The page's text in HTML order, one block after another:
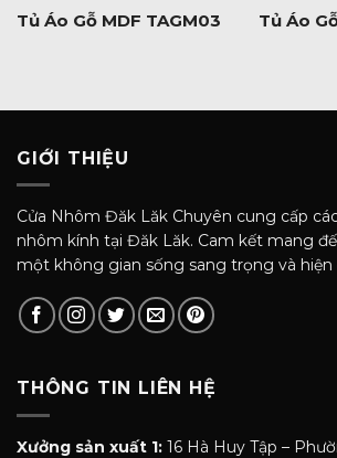
Tủ Áo Gỗ MDF TAGM03 Tủ Áo
GIỚI THIỆU
Cửa Nhôm Đăk Lăk Chuyên cung cấp
nhôm kính tại Đăk Lăk. Cam kết mang
một không gian sống sang trọng và hiện
THÔNG TIN LIÊN HỆ
Xưởng sản xuất 1: 16 Hà Huy Tập –